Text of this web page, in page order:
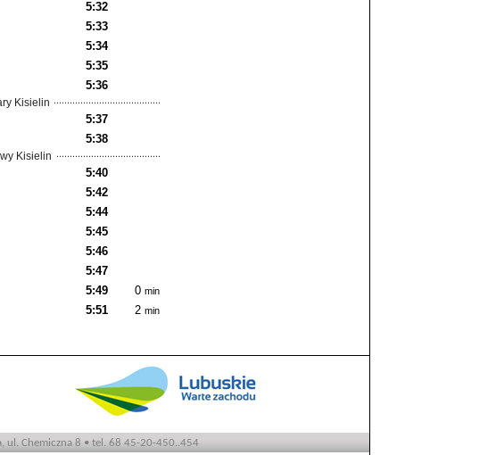
5:32
5:33
5:34
5:35
5:36
Kisielin
5:37
5:38
Kisielin
5:40
5:42
5:44
5:45
5:46
5:47
5:49 0 min
5:51 2 min
ul. Chemiczna 8 • tel. 68 45-20-450..454